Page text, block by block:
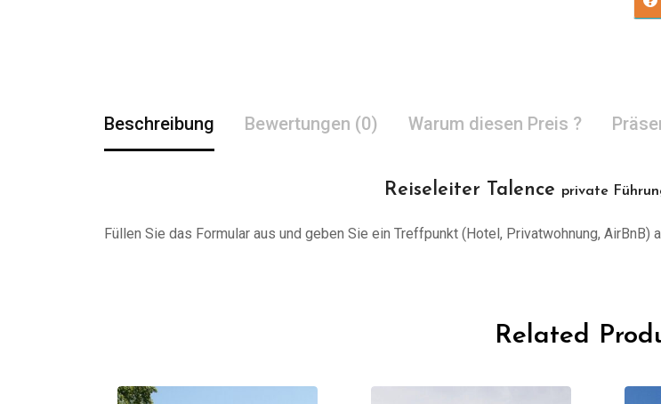
Beschreibung Bewertungen (0) Warum diesen Preis ?
Reiseleiter Talence private
Füllen Sie das Formular aus und geben Sie ein Treffpunkt (Hotel, Privatwohnung,
Related